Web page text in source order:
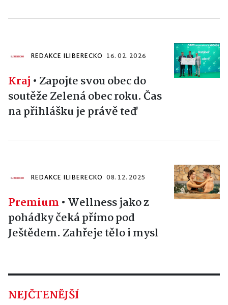
REDAKCE ILIBERECKO 16. 02. 2026
Kraj • Zapojte svou obec do
soutěže Zelená obec roku. Čas
na přihlášku je právě teď
REDAKCE ILIBERECKO 08. 12. 2025
Premium • Wellness jako z
pohádky čeká přímo pod
Ještědem. Zahřeje tělo i mysl
NEJČTENĚJŠÍ